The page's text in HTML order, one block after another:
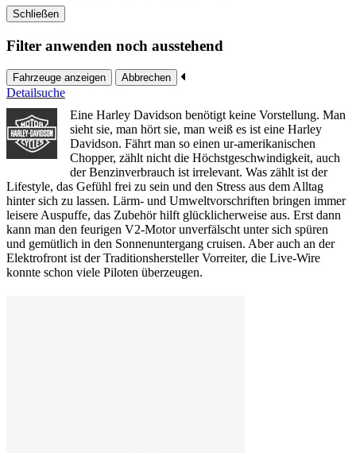
Schließen
Filter anwenden noch ausstehend
Fahrzeuge anzeigen Abbrechen
Detailsuche
Eine Harley Davidson benötigt keine Vorstellung. Man
sieht sie, man hört sie, man weiß es ist eine Harley
Davidson. Fährt man so einen ur-amerikanischen
Chopper, zählt nicht die Höchstgeschwindigkeit, auch
der Benzinverbrauch ist irrelevant. Was zählt ist der
Lifestyle, das Gefühl frei zu sein und den Stress aus dem Alltag
hinter sich zu lassen. Lärm- und Umweltvorschriften bringen immer
leisere Auspuffe, das Zubehör hilft glücklicherweise aus. Erst dann
kann man den feurigen V2-Motor unverfälscht unter sich spüren
und gemütlich in den Sonnenuntergang cruisen. Aber auch an der
Elektrofront ist der Traditionshersteller Vorreiter, die Live-Wire
konnte schon viele Piloten überzeugen.